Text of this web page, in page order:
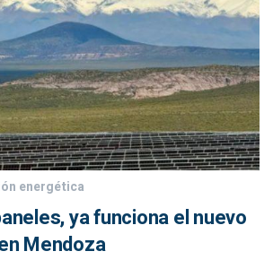
energética
ya funciona el nuevo
Mendoza